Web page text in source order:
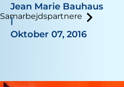
Samarbejdspartnere
Jean Marie Bauhaus
|
Oktober 07, 2016